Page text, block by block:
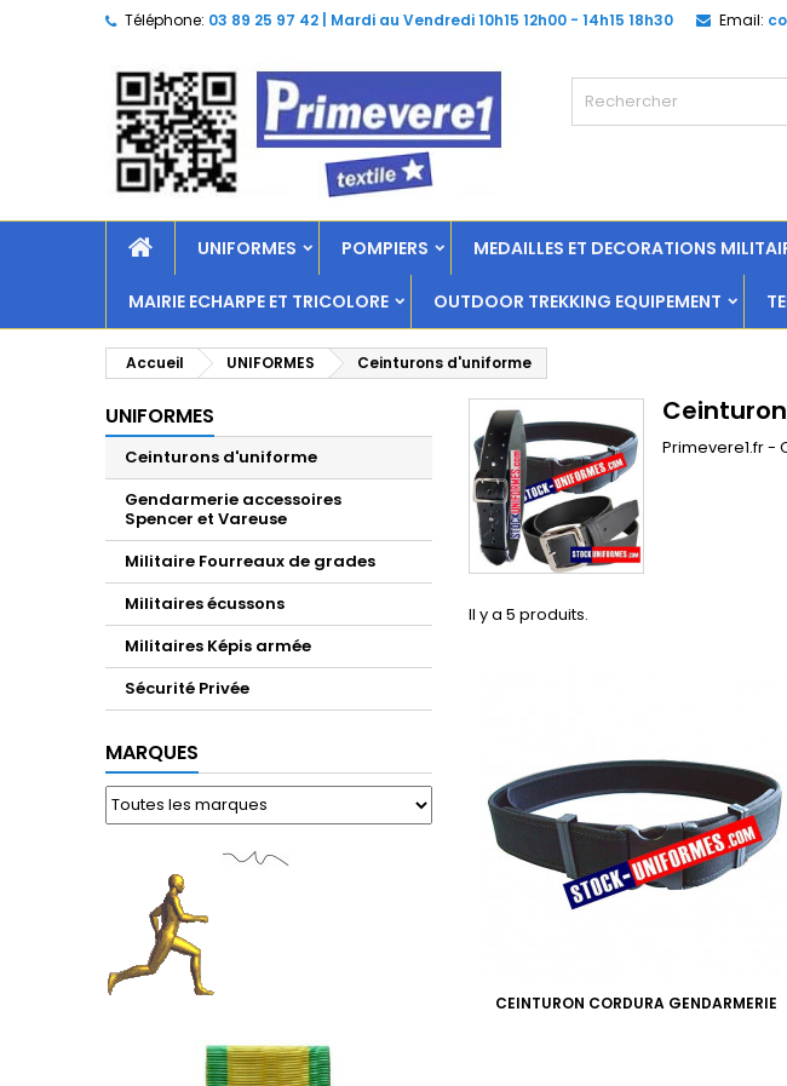
Téléphone: 03 89 25 97 42 | Mardi au Vendredi 10h15 12h00 - 14h15 18h30 Email:
UNIFORMES POMPIERS MEDAILLES ET DECORATIONS
MAIRIE ECHARPE ET TRICOLORE OUTDOOR TREKKING EQUIPEMENT
Accueil UNIFORMES Ceinturons d'uniforme
UNIFORMES
Ceinturons d'uniforme
Gendarmerie accessoires
Spencer et Vareuse
Militaire Fourreaux de grades
Militaires écussons
Militaires Képis armée
Sécurité Privée
MARQUES
Primevere1.fr -
Il y a 5 produits.
CEINTURON CORDURA GENDARMERIE